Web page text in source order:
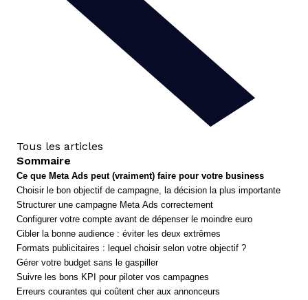
Tous les articles
Sommaire
Ce que Meta Ads peut (vraiment) faire pour votre business
Choisir le bon objectif de campagne, la décision la plus importante
Structurer une campagne Meta Ads correctement
Configurer votre compte avant de dépenser le moindre euro
Cibler la bonne audience : éviter les deux extrêmes
Formats publicitaires : lequel choisir selon votre objectif ?
Gérer votre budget sans le gaspiller
Suivre les bons KPI pour piloter vos campagnes
Erreurs courantes qui coûtent cher aux annonceurs